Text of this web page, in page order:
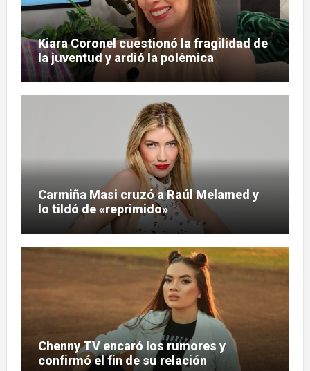
Kiara Coronel cuestionó la fragilidad de
la juventud y ardió la polémica
Carmiña Masi cruzó a Raúl Melamed y
lo tildó de «reprimido»
Chenny TV encaró los rumores y
confirmó el fin de su relación